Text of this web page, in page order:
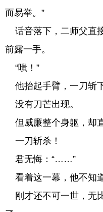
而易举。”
话音落下，二师父直
前露一手。
“嗤！”
他抬起手臂，一刀斩下
没有刀芒出现。
但威廉整个身躯，却
一刀斩杀！
君无悔：“……”
看着这一幕，他不知
刚才还不可一世，无